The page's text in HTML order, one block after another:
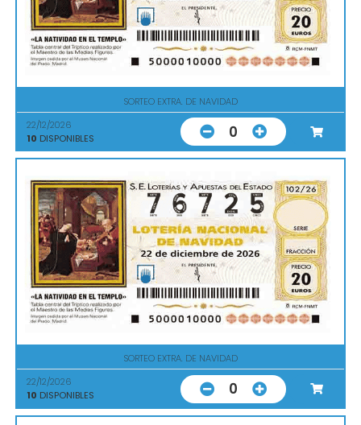
SORTEO EXTRA. DE NAVIDAD
22/12/2026
10 DISPONIBLES 0
SORTEO EXTRA. DE NAVIDAD
22/12/2026
10 DISPONIBLES 0